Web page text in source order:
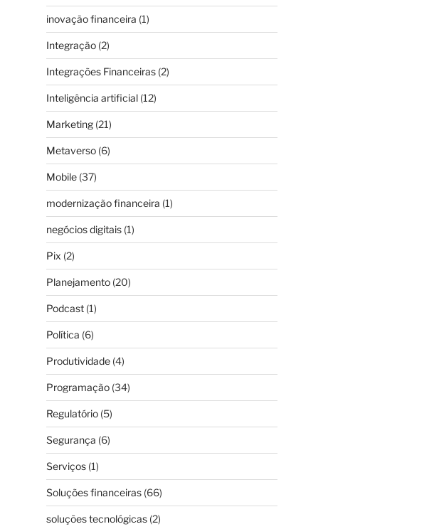
inovação financeira (1)
Integração(2)
Integrações Financeiras(2)
Inteligência artificial(12)
Marketing(21)
Metaverso(6)
Mobile(37)
modernização financeira (1)
negócios digitais(1)
Pix (2)
Planejamento(20)
Podcast(1)
Política (6)
Produtividade(4)
Programação(34)
Regulatório(5)
Segurança (6)
Serviços(1)
Soluções financeiras(66)
soluções tecnológicas(2)